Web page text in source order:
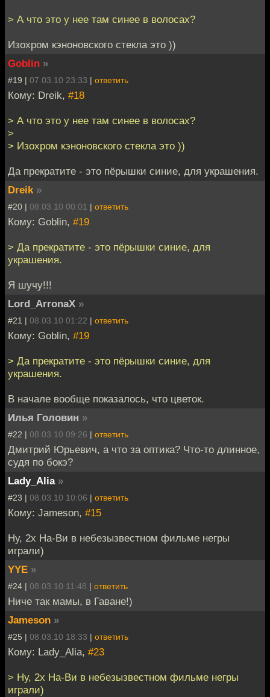
> А что это у нее там синее в волосах?
Изохром кэноновского стекла это ))
Goblin »
#19 | 07.03.10 23:33 | ответить
Кому: Dreik, #18
> А что это у нее там синее в волосах?
>
> Изохром кэноновского стекла это ))
Да прекратите - это пёрышки синие, для украшения.
Dreik »
#20 | 08.03.10 00:01 | ответить
Кому: Goblin, #19
> Да прекратите - это пёрышки синие, для
украшения.
Я шучу!!!
Lord_ArronaX »
#21 | 08.03.10 01:22 | ответить
Кому: Goblin, #19
> Да прекратите - это пёрышки синие, для
украшения.
В начале вообще показалось, что цветок.
Илья Головин »
#22 | 08.03.10 09:26 | ответить
Дмитрий Юрьевич, а что за оптика? Что-то длинное,
судя по бокэ?
Lady_Alia »
#23 | 08.03.10 10:06 | ответить
Кому: Jameson, #15
Ну, 2х На-Ви в небезызвестном фильме негры
играли)
YYE »
#24 | 08.03.10 11:48 | ответить
Ниче так мамы, в Гаване!)
Jameson »
#25 | 08.03.10 18:33 | ответить
Кому: Lady_Alia, #23
> Ну, 2х На-Ви в небезызвестном фильме негры
играли)